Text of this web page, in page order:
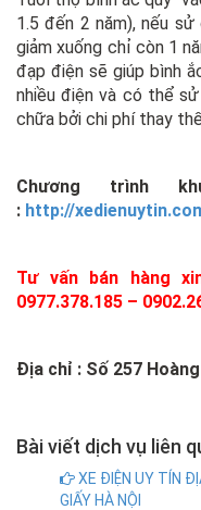
1.5 đến 2 năm), nếu
giảm xuống chỉ còn 1
đạp điện sẽ giúp bình
nhiều điện và có thể
chữa bởi chi phí thay
Chương trình
: http://
Tư vấn bán hàng
0977.378.185 –
Địa chỉ : Số 257
Bài viết dịch vụ liên
XE ĐIỆN UY TÍN
GIẤY HÀ NỘI